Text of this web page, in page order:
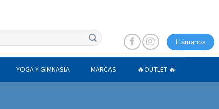
Llámanos
YOGA Y GIMNASIA MARCAS 🔥OUTLET 🔥